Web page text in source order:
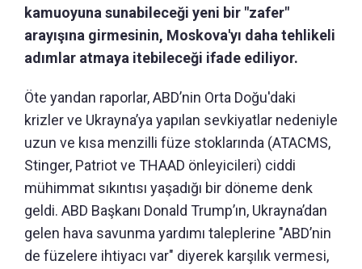
kamuoyuna sunabileceği yeni bir "zafer"
arayışına girmesinin, Moskova'yı daha tehlikeli
adımlar atmaya itebileceği ifade ediliyor.
Öte yandan raporlar, ABD’nin Orta Doğu'daki
krizler ve Ukrayna’ya yapılan sevkiyatlar nedeniyle
uzun ve kısa menzilli füze stoklarında (ATACMS,
Stinger, Patriot ve THAAD önleyicileri) ciddi
mühimmat sıkıntısı yaşadığı bir döneme denk
geldi. ABD Başkanı Donald Trump’ın, Ukrayna’dan
gelen hava savunma yardımı taleplerine "ABD’nin
de füzelere ihtiyacı var" diyerek karşılık vermesi,